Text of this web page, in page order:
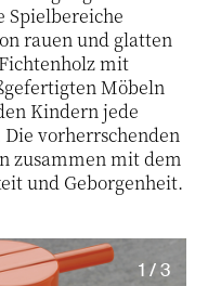
Spielbereiche
rauen und glatten
mit
Möbeln
Kindern jede
vorherrschenden
zusammen mit dem
und Geborgenheit.
1 / 3